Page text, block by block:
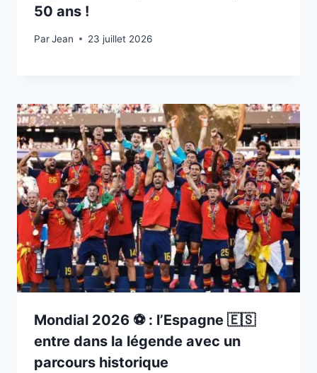
50 ans !
ParJean
23 juillet 202623 juillet 2026
Mondial 2026 ⚽️ : l’Espagne 🇪🇸
entre dans la légende avec un
parcours historique